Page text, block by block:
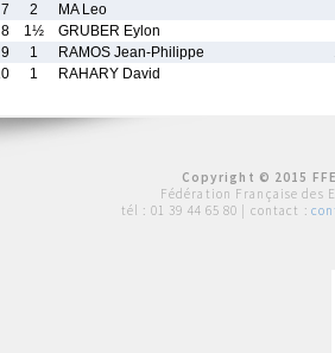
7
2
MA Leo
8
1½
GRUBER Eylon
9
1 RAMOS Jean-Philippe
1 RAHARY David
Copyright © 2015
Fédération Française des
tél : 01 39 44 65 80 | contact :